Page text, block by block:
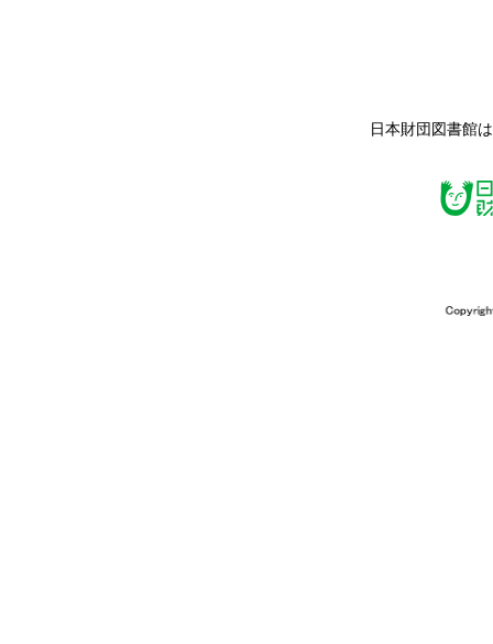
日本財団図書館